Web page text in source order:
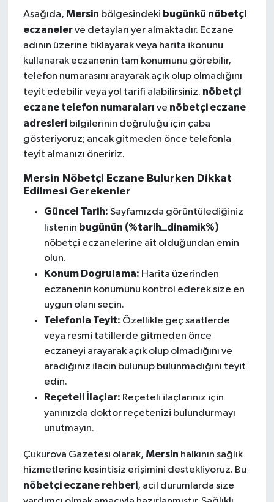
Aşağıda, Mersin bölgesindeki bugünkü nöbetçi
eczanelerve detayları yer almaktadır. Eczane
adının üzerine tıklayarak veya harita ikonunu
kullanarak eczanenin tam konumunu görebilir,
telefon numarasını arayarak açık olup olmadığını
teyit edebilir veya yol tarifi alabilirsiniz. nöbetçi
eczane telefon numaraları ve nöbetçi eczane
adresleri bilgilerinin doğruluğu için çaba
gösteriyoruz; ancak gitmeden önce telefonla
teyit almanızı öneririz.
Mersin Nöbetçi Eczane Bulurken Dikkat
Edilmesi Gerekenler
Güncel Tarih: Sayfamızda görüntülediğiniz
listenin bugünün (%tarih_dinamik%)
nöbetçi eczanelerine ait olduğundan emin
olun.
Konum Doğrulama: Harita üzerinden
eczanenin konumunu kontrol ederek size en
uygun olanı seçin.
Telefonla Teyit: Özellikle geç saatlerde
veya resmi tatillerde gitmeden önce
eczaneyi arayarak açık olup olmadığını ve
aradığınız ilacın bulunup bulunmadığını teyit
edin.
Reçeteli İlaçlar: Reçeteli ilaçlarınız için
yanınızda doktor reçetenizi bulundurmayı
unutmayın.
Çukurova Gazetesi olarak, Mersin halkının sağlık
hizmetlerine kesintisiz erişimini destekliyoruz. Bu
nöbetçi eczane rehberi, acil durumlarda size